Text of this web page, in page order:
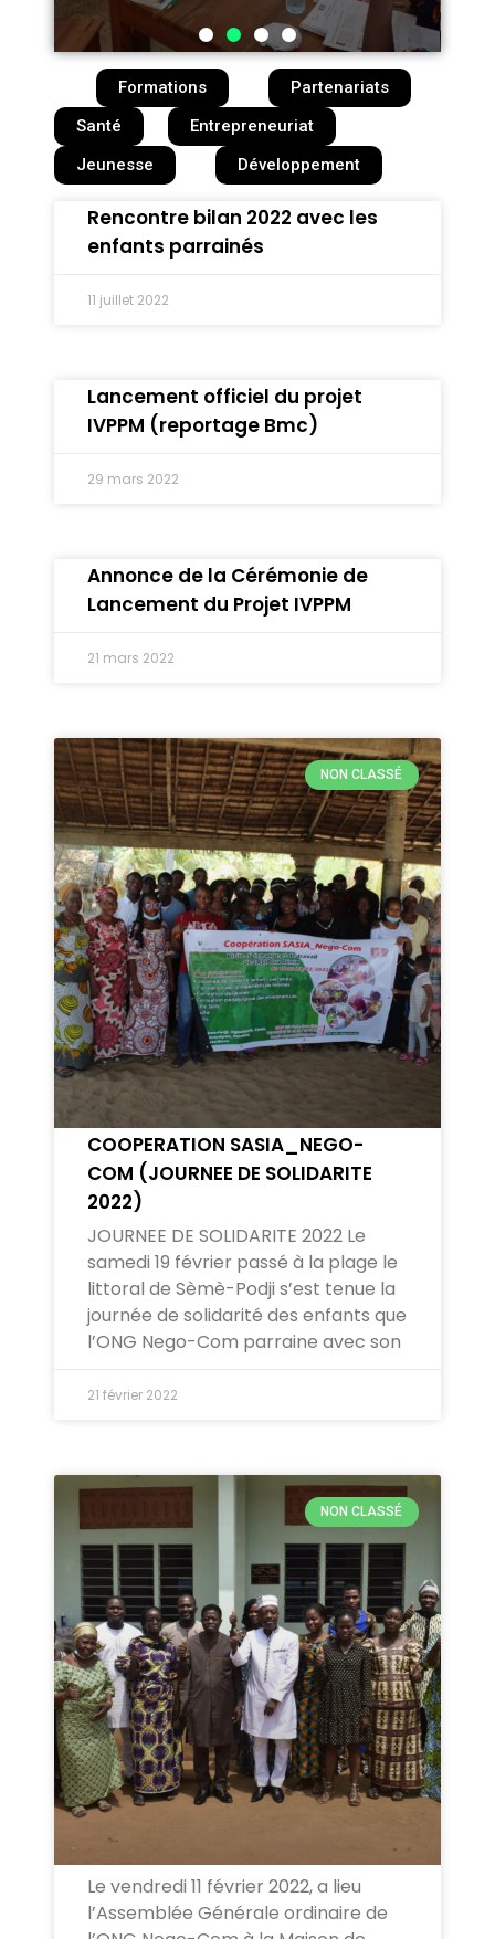
Formations
Partenariats
Santé
Entrepreneuriat
Jeunesse
Développement
Rencontre bilan 2022 avec les
enfants parrainés
11 juillet 2022
Lancement officiel du projet
IVPPM (reportage Bmc)
29 mars 2022
Annonce de la Cérémonie de
Lancement du Projet IVPPM
21 mars 2022
NON CLASSÉ
COOPERATION SASIA_NEGO-
COM (JOURNEE DE SOLIDARITE
2022)
JOURNEE DE SOLIDARITE 2022 Le
samedi 19 février passé à la plage le
littoral de Sèmè-Podji s’est tenue la
journée de solidarité des enfants que
l’ONG Nego-Com parraine avec son
21 février 2022
NON CLASSÉ
Le vendredi 11 février 2022, a lieu
l’Assemblée Générale ordinaire de